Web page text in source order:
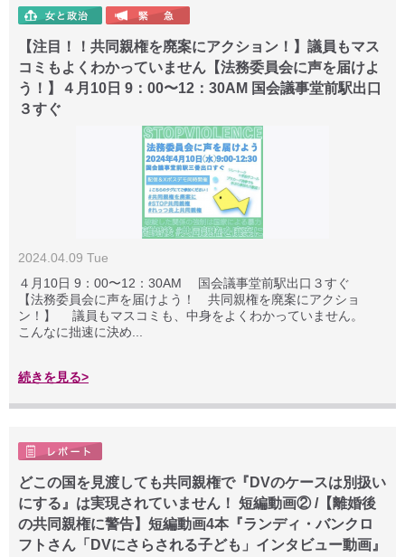
【注目！！共同親権を廃案にアクション！】議員もマス
コミもよくわかっていません【法務委員会に声を届けよ
う！】４月10日 9：00〜12：30AM 国会議事堂前駅出口
３すぐ
2024.04.09 Tue
４月10日 9：00〜12：30AM 国会議事堂前駅出口３すぐ
【法務委員会に声を届けよう！ 共同親権を廃案にアクショ
ン！】 議員もマスコミも、中身をよくわかっていません。
こんなに拙速に決め...
続きを見る>
どこの国を見渡しても共同親権で『DVのケースは別扱い
にする』は実現されていません！ 短編動画② /【離婚後
の共同親権に警告】短編動画4本『ランディ・バンクロ
フトさん「DVにさらされる子ども」インタビュー動画』